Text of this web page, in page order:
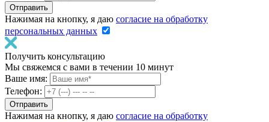
Нажимая на кнопку, я даю согласие на обработку
персональных данных
Получить консультацию
Мы свяжемся с вами в течении 10 минут
Ваше имя:
Телефон:
Нажимая на кнопку, я даю согласие на обработку